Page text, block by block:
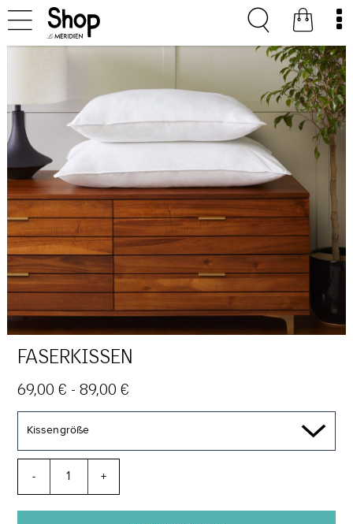
FASERKISSEN
69,00 € - 89,00 €
Kissengröße
- +